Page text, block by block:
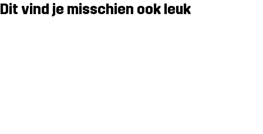
Dit vind je misschien ook leuk